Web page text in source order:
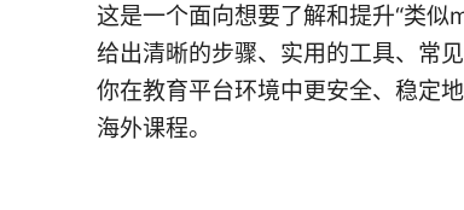
这是一个面向想要了解和提升“类
给出清晰的步骤、实用的工具、常
你在教育平台环境中更安全、稳定
海外课程。